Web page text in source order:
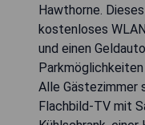
Hawthorne.
kostenloses
und einen
Alle Gästezimmer
Flachbild-TV mit